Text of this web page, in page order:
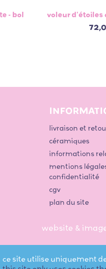
- bol 
voleur d'étoiles
livraison et
céramiques
informations
mentions
confidentialité
cgv
plan du site
website &
ce site utilise uniquement